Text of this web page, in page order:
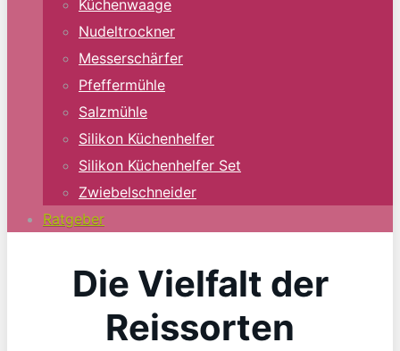
Küchenwaage
Nudeltrockner
Messerschärfer
Pfeffermühle
Salzmühle
Silikon Küchenhelfer
Silikon Küchenhelfer Set
Zwiebelschneider
Ratgeber
Die Vielfalt der
Reissorten